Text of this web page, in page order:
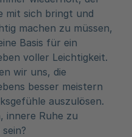
mit sich bringt und
machen zu müssen,
Basis für ein
voller Leichtigkeit.
wir uns, die
besser meistern
auszulösen.
innere Ruhe zu